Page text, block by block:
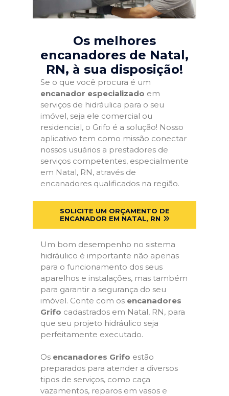
Os melhores
encanadores de Natal,
RN, à sua disposição!
Se o que você procura é um
encanador especializado em
serviços de hidráulica para o seu
imóvel, seja ele comercial ou
residencial, o Grifo é a solução! Nosso
aplicativo tem como missão conectar
nossos usuários a prestadores de
serviços competentes, especialmente
em Natal, RN, através de
encanadores qualificados na região.
SOLICITE UM ORÇAMENTO DE
ENCANADOR EM NATAL, RN
Um bom desempenho no sistema
hidráulico é importante não apenas
para o funcionamento dos seus
aparelhos e instalações, mas também
para garantir a segurança do seu
imóvel. Conte com os encanadores
Grifo cadastrados em Natal, RN, para
que seu projeto hidráulico seja
perfeitamente executado.
Os encanadores Grifo estão
preparados para atender a diversos
tipos de serviços, como caça
vazamentos, reparos em vasos e